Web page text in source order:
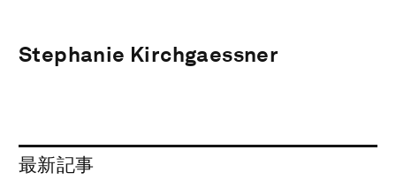
Stephanie Kirchgaessner
最新記事